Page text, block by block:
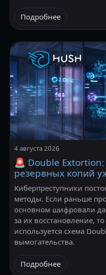
Подробнее
4 августа 2026
🚨 Double
резервных копий
Киберпреступники
методы. Если раньше
основном шифровали
за их восстановление,
используется схема
вымогательства.
Подробнее